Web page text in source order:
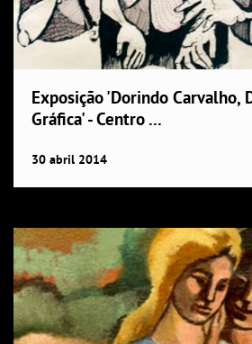
Exposição 'Dorindo Carvalho,
Gráfica' - Centro ...
30 abril 2014